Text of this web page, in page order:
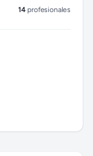
14 profesionales